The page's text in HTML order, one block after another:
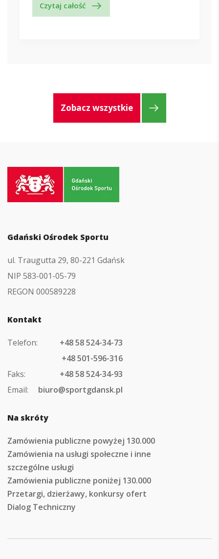
Czytaj całość
Zobacz wszystkie
strony
Gdański Ośrodek Sportu
ul. Traugutta 29, 80-221 Gdańsk
NIP 583-001-05-79
REGON 000589228
Kontakt
Telefon:
+48 58 524-34-73
+48 501-596-316
Faks:
+48 58 524-34-93
Email:
biuro@sportgdansk.pl
Na skróty
Zamówienia publiczne powyżej 130.000
Zamówienia na usługi społeczne i inne
szczególne usługi
Zamówienia publiczne poniżej 130.000
Przetargi, dzierżawy, konkursy ofert
Dialog Techniczny